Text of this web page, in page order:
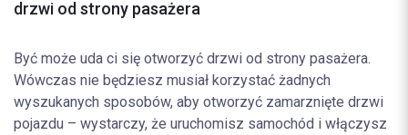
drzwi od strony pasażera
Być może uda ci się otworzyć drzwi od strony pasażera.
Wówczas nie będziesz musiał korzystać żadnych
wyszukanych sposobów, aby otworzyć zamarznięte drzwi
pojazdu – wystarczy, że uruchomisz samochód i włączysz